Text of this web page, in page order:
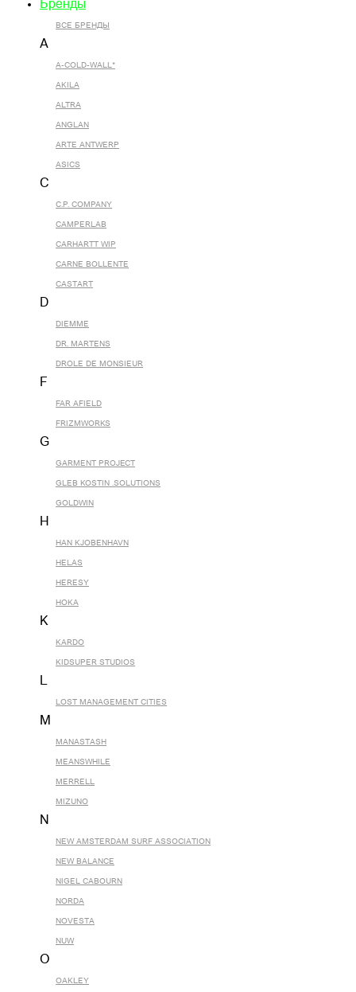
Бренды
ВСЕ БРЕНДЫ
A
A-COLD-WALL*
AKILA
ALTRA
ANGLAN
ARTE ANTWERP
ASICS
C
C.P. COMPANY
CAMPERLAB
CARHARTT WIP
CARNE BOLLENTE
CASTART
D
DIEMME
DR. MARTENS
DROLE DE MONSIEUR
F
FAR AFIELD
FRIZMWORKS
G
GARMENT PROJECT
GLEB KOSTIN .SOLUTIONS
GOLDWIN
H
HAN KJOBENHAVN
HELAS
HERESY
HOKA
K
KARDO
KIDSUPER STUDIOS
L
LOST MANAGEMENT CITIES
M
MANASTASH
MEANSWHILE
MERRELL
MIZUNO
N
NEW AMSTERDAM SURF ASSOCIATION
NEW BALANCE
NIGEL CABOURN
NORDA
NOVESTA
NUW
O
OAKLEY